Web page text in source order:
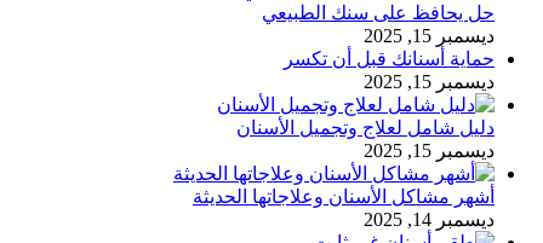
حل يحافظ على سنك الطبيعي
ديسمبر 15, 2025
حماية أسنانك قبل أن تكسر
ديسمبر 15, 2025
دليل شامل لعلاج وتجميل الأسنان
ديسمبر 15, 2025
أشهر مشاكل الأسنان وعلاجاتها الحديثة
ديسمبر 14, 2025